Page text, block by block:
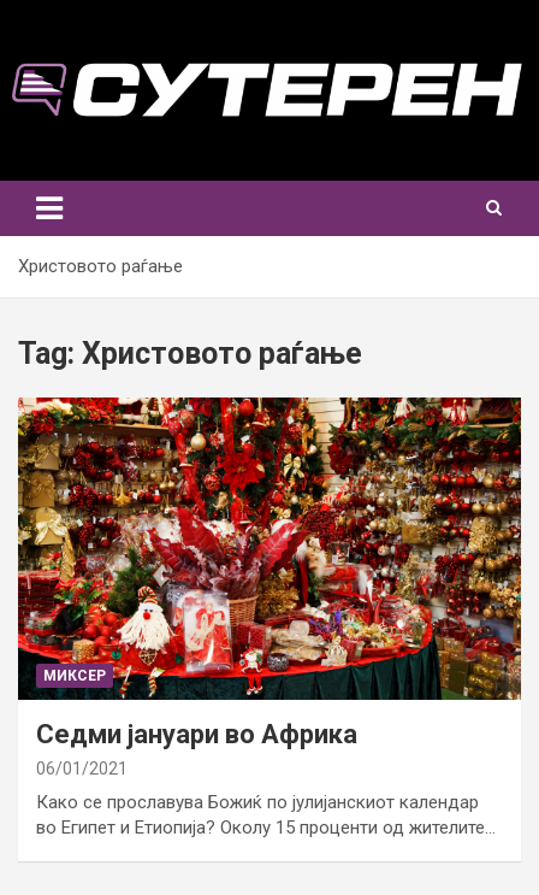
content
Христовото раѓање
Tag: Христовото раѓање
МИКСЕР
Седми јануари во Африка
06/01/2021
Како се прославува Божиќ по јулијанскиот календар
во Египет и Етиопија? Околу 15 проценти од жителите…